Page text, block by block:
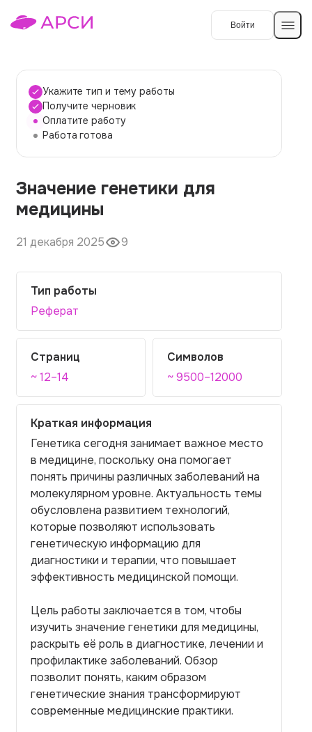
Войти
Темы работ
О сервисе
О компании
Наши гарантии
Порядок оплаты
Вопросы и ответы
Отзывы
Контакты
Укажите тип и тему работы
Получите черновик
Оплатите работу
Работа готова
Значение генетики для
медицины
21 декабря 2025 9
Тип работы
Реферат
Страниц
~ 12–14
Символов
~ 9500–12000
Краткая информация
Генетика сегодня занимает важное место
в медицине, поскольку она помогает
понять причины различных заболеваний на
молекулярном уровне. Актуальность темы
обусловлена развитием технологий,
которые позволяют использовать
генетическую информацию для
диагностики и терапии, что повышает
эффективность медицинской помощи.
Цель работы заключается в том, чтобы
изучить значение генетики для медицины,
раскрыть её роль в диагностике, лечении и
профилактике заболеваний. Обзор
позволит понять, каким образом
генетические знания трансформируют
современные медицинские практики.